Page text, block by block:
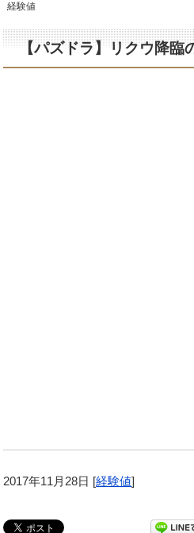
経験値
【パズドラ】リクウ降臨
2017年11月28日 [経験値]